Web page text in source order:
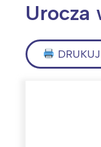
Urocza
DRUKUJ